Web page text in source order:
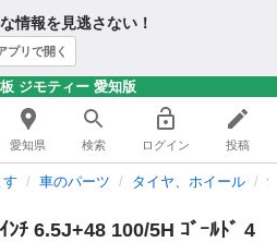
情報を見逃さない！
プリで開く
ジモティー 愛知版
愛知県 検索 ログイン 投稿
車のパーツ タイヤ、ホイール
ﾝﾁ 6.5J+48 100/5H ｺﾞｰﾙﾄﾞ 4